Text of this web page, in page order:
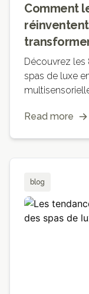
Comment
réinventent
Découvrez les
spas de luxe
Read more
blog